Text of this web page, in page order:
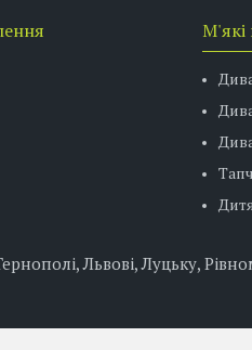
М'які
Львові, Луцьку,